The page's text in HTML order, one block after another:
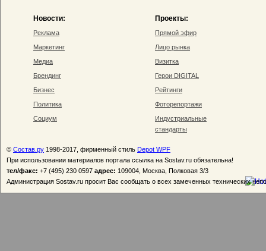
Новости:
Реклама
Маркетинг
Медиа
Брендинг
Бизнес
Политика
Социум
Проекты:
Прямой эфир
Лицо рынка
Визитка
Герои DIGITAL
Рейтинги
Фоторепортажи
Индустриальные
стандарты
© Состав.ру 1998-2017, фирменный стиль Depot WPF
При использовании материалов портала ссылка на Sostav.ru обязательна!
тел/факс: +7 (495) 230 0597 адрес: 109004, Москва, Полковая 3/3
Администрация Sostav.ru просит Вас сообщать о всех замеченных технических